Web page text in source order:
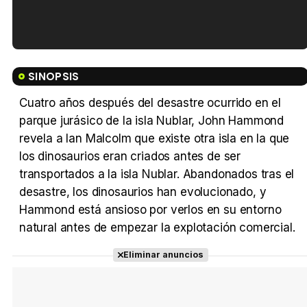
Tráiler 'Vida perra' (2026)
SINOPSIS
Cuatro años después del desastre ocurrido en el
parque jurásico de la isla Nublar, John Hammond
revela a Ian Malcolm que existe otra isla en la que
los dinosaurios eran criados antes de ser
transportados a la isla Nublar. Abandonados tras el
desastre, los dinosaurios han evolucionado, y
Hammond está ansioso por verlos en su entorno
natural antes de empezar la explotación comercial.
Eliminar anuncios